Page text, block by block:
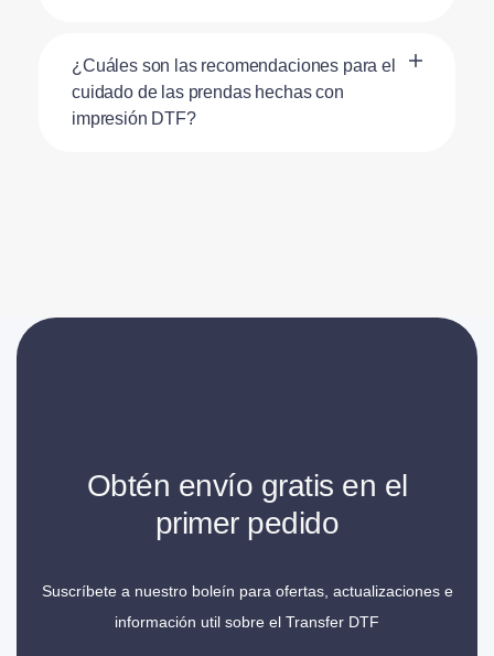
¿Cuáles son las recomendaciones para el
cuidado de las prendas hechas con
impresión DTF?
Obtén envío gratis en el
primer pedido
Suscríbete a nuestro boleín para ofertas, actualizaciones e
información util sobre el Transfer DTF